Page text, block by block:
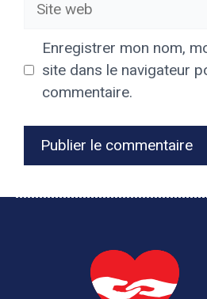
Enregistrer mon nom,
site dans le navigateur
commentaire.